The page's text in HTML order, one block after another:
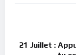
21 Juillet :